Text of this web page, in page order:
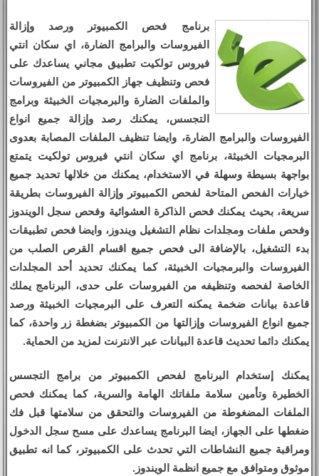
برنامج فحص الكمبيوتر ورصد وإزالة
الفيروسات والبرامج الضارة، اي سكان انتي
فيروس تولكيت تطبيق مجاني يساعدك على
فحص وتنظيف جهاز الكمبيوتر من الفيروسات
والملفات الضارة والبرمجيات الخبيثة وبرامج
التجسس، يمكنك رصد وإزالة جميع انواع
الفيروسات والبرامج الضارة، وايضا تنظيف الملفات المصابة بعدوى
البرمجيات الخبيثة، برنامج اي سكان انتي فيروس تولكيت يتمتع
بواجهة بسيطة وسهلة في الاستخدام، يمكنك من خلالها تحديد جميع
خيارات الفحص المتاحة لفحص الكمبيوتر وإزالة الفيروسات بطريقة
سريعة، بحيث يمكنك فحص الذاكرة العشوائية وفحص سجل الويندوز
وفحص ملفات ومجلدات نظام التشغيل ويندوز، وايضا فحص تطبيقات
بدء التشغيل، بالإضافة الى فحص جميع اقسام القرص الصلب من
الفيروسات والبرمجيات الخبيثة، كما يمكنك تحديد أحد المجلدات
الخاصة لفحصه وتنظيفه من الفيروسات على حدى، البرنامج يملك
قاعدة بيانات ضخمة يمكنه التعرف على البرمجيات الخبيثة ورصد
جميع انواع الفيروسات وإزالتها من الكمبيوتر بضغطة زر واحدة، كما
يمكنك دائما تحديث قاعدة البيانات عبر الانترنت لمزيد من الحماية.
يمكنك إستخدام البرنامج لفحص الكمبيوتر من برامج التجسس
الخطيرة وتأمين سلامة ملفاتك الهامة والسرية، كما يمكنك فحص
الملفات المضغوطة من الفيروسات والتحقق من سلامتها قبل فك
ضغطها على الجهاز، ايضا البرنامج يساعدك على مسح سجل الدخول
ومراقبة جميع النشاطات التي تحدث على الكمبيوتر، كما انه تطبيق
موثوق ومتوافق مع جميع انظمة الويندوز.